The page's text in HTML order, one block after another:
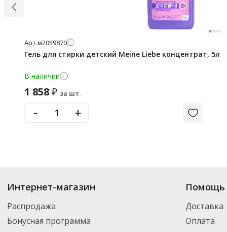
Арт.м2059870
Гель для стирки детский Meine Liebe концентрат, 5л
В наличии
1 858₽ за шт.
- +
Интернет-магазин
Распродажа
Бонусная программа
Помощь
Доставка
Оплата